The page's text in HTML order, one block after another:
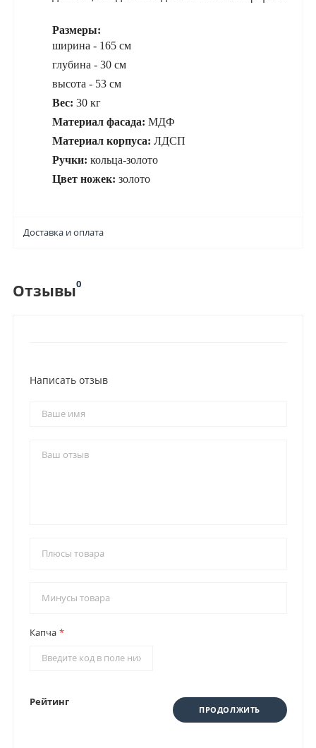
Размеры:
ширина - 165 см
глубина - 30 см
высота - 53 см
Вес: 30 кг
Материал фасада: МДФ
Материал корпуса: ЛДСП
Ручки: кольца-золото
Цвет ножек: золото
Доставка и оплата
Отзывы0
Написать отзыв
Капча
Рейтинг
ПРОДОЛЖИТЬ